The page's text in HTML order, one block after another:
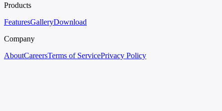
Products
FeaturesGalleryDownload
Company
AboutCareersTerms of ServicePrivacy Policy